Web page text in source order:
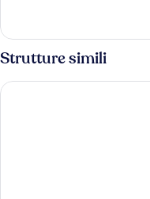
View
Room
with
Garden
View
Strutture simili
Long Set Resort